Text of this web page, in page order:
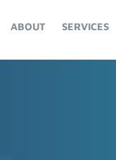
ABOUT SERVICES